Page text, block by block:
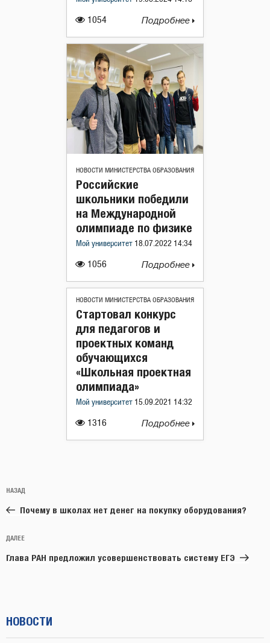
1054 Подробнее
НОВОСТИ МИНИСТЕРСТВА ОБРАЗОВАНИЯ
1056
Российские
школьники победили
на Международной
олимпиаде по физике
Мой университет 18.07.2022 14:34
Подробнее
НОВОСТИ МИНИСТЕРСТВА ОБРАЗОВАНИЯ
1316
Стартовал конкурс
для педагогов и
проектных команд
обучающихся
«Школьная проектная
олимпиада»
Мой университет 15.09.2021 14:32
Подробнее
по
записям
Предыдущая
запись:
НАЗАД
Почему в школах нет денег на покупку оборудования?
Следующая
запись
ДАЛЕЕ
Глава РАН предложил усовершенствовать систему ЕГЭ
НОВОСТИ